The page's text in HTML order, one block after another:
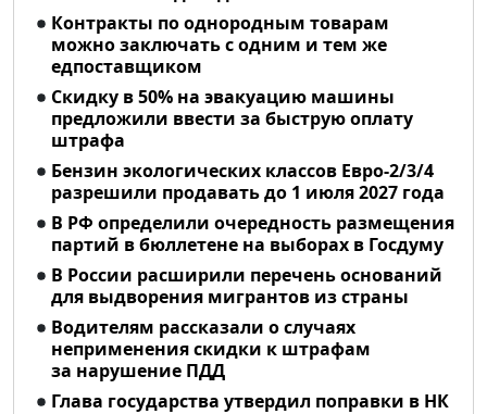
Контракты по однородным товарам
можно заключать с одним и тем же
едпоставщиком
Скидку в 50% на эвакуацию машины
предложили ввести за быструю оплату
штрафа
Бензин экологических классов Евро-2/3/4
разрешили продавать до 1 июля 2027 года
В РФ определили очередность размещения
партий в бюллетене на выборах в Госдуму
В России расширили перечень оснований
для выдворения мигрантов из страны
Водителям рассказали о случаях
неприменения скидки к штрафам
за нарушение ПДД
Глава государства утвердил поправки в НК